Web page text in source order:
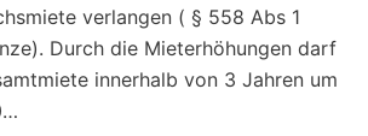
verlangen ( § 558 Abs 1
Durch die Mieterhöhungen darf
innerhalb von 3 Jahren um